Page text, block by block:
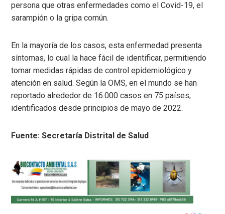
persona que otras enfermedades como el Covid-19, el
sarampión o la gripa común.
En la mayoría de los casos, esta enfermedad presenta
síntomas, lo cual la hace fácil de identificar, permitiendo
tomar medidas rápidas de control epidemiológico y
atención en salud. Según la OMS, en el mundo se han
reportado alrededor de 16.000 casos en 75 países,
identificados desde principios de mayo de 2022.
Fuente: Secretaría Distrital de Salud